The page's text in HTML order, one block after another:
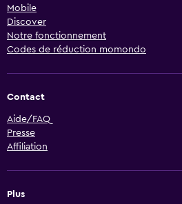
Mobile
Discover
Notre fonctionnement
Codes de réduction momondo
Contact
Aide/FAQ
Presse
Affiliation
Plus